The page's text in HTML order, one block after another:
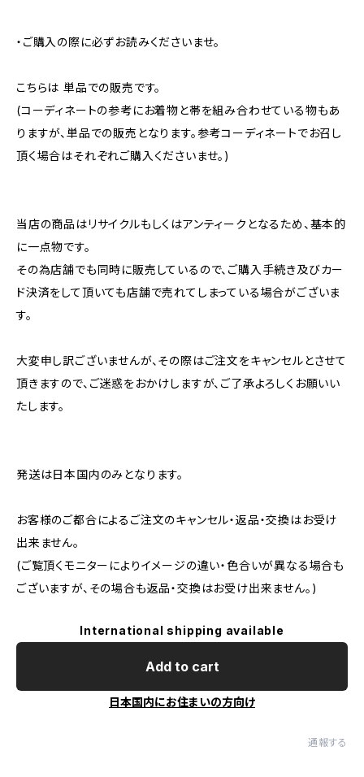
・ご購入の際に必ずお読みくださいませ。
こちらは 単品での販売です。
(コーディネートの参考にお着物と帯を組み合わせている物もあ
りますが、単品での販売となります。参考コーディネートでお召し
頂く場合はそれぞれご購入くださいませ。)
当店の商品はリサイクルもしくはアンティークとなるため、基本的
に一点物です。
その為店舗でも同時に販売しているので、ご購入手続き及びカー
ド決済をして頂いても店舗で売れてしまっている場合がございま
す。
大変申し訳ございませんが、その際はご注文をキャンセルとさせて
頂きますので、ご迷惑をおかけしますが、ご了承よろしくお願いい
たします。
発送は日本国内のみとなります。
お客様のご都合によるご注文のキャンセル・返品・交換はお受け
出来ません。
(ご覧頂くモニターによりイメージの違い・色合いが異なる場合も
ございますが、その場合も返品・交換はお受け出来ません。)
International shipping available
Add to cart
日本国内にお住まいの方向け
通報する